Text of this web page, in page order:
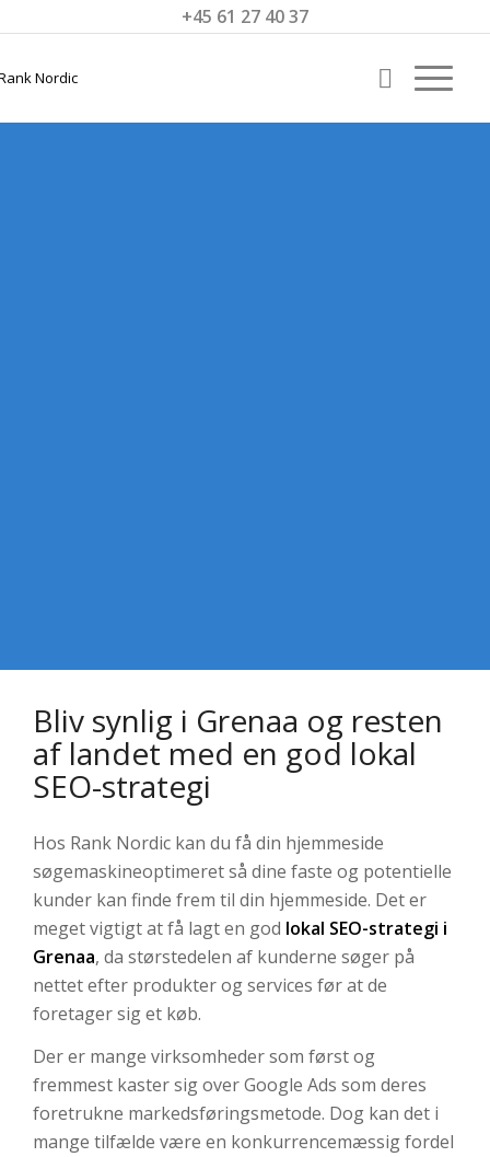
+45 61 27 40 37
Bliv synlig i Grenaa og resten
af landet med en god lokal
SEO-strategi
Hos Rank Nordic kan du få din hjemmeside
søgemaskineoptimeret så dine faste og potentielle
kunder kan finde frem til din hjemmeside. Det er
meget vigtigt at få lagt en god lokal SEO-strategi i
Grenaa, da størstedelen af kunderne søger på
nettet efter produkter og services før at de
foretager sig et køb.
Der er mange virksomheder som først og
fremmest kaster sig over Google Ads som deres
foretrukne markedsføringsmetode. Dog kan det i
mange tilfælde være en konkurrencemæssig fordel